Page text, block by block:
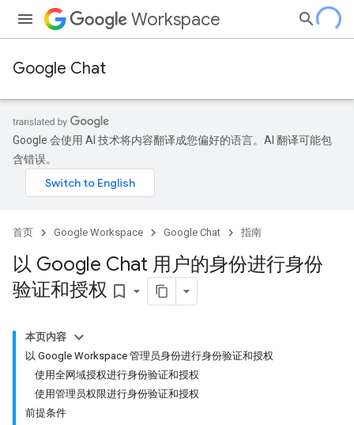
Workspace
Google Chat
Google 会使用 AI 技术将内容翻译成您偏好的语言。AI 翻译可能包
含错误。
首页 Google Workspace Google Chat 指南
以 Google Chat 用户的身份进行身份
验证和授权 bookmark_border
本页内容
以 Google Workspace 管理员身份进行身份验证和授权
使用全网域授权进行身份验证和授权
使用管理员权限进行身份验证和授权
前提条件